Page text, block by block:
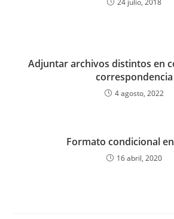
24 julio, 2018
Adjuntar archivos distintos en
correspondencia
4 agosto, 2022
Formato condicional
16 abril, 2020